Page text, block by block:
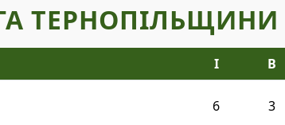
ТЕРНОПІЛЬЩИНИ
І В
6 3